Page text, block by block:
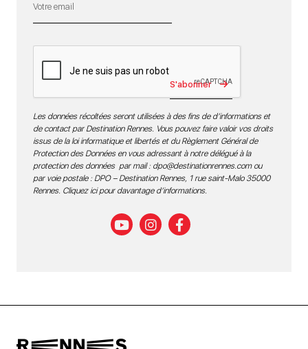
S'abonner
Les données récoltées seront utilisées à des fins de d’informations et
de contact par Destination Rennes. Vous pouvez faire valoir vos droits
issus de la loi informatique et libertés et du Règlement Général de
Protection des Données en vous adressant à notre délégué à la
protection des données par mail : dpo@destinationrennes.comou
par voie postale : DPO – Destination Rennes, 1 rue saint-Malo 35000
Rennes. Cliquez ici pour davantage d’informations.